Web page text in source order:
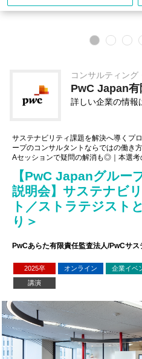
コンサルティング
クアドバイザリー
ィクス / 会計監査
PwC Japan有
詳しい企業の情報
サステナビリティ課題を解決へ導くプ
ープのコンサルタントならではの働き
Aセッションで疑問の解消も◎｜本選
【PwC Japanグルー
説明会】サステナビ
ト／ストラテジスト
り＞
PwCあらた有限責任監査法人/PwCサ
2025卒 オンライン 企業イベ
講演